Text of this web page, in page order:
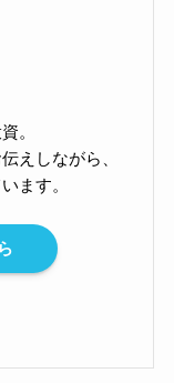
。
えしながら、
ます。